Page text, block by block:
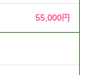
55,000円